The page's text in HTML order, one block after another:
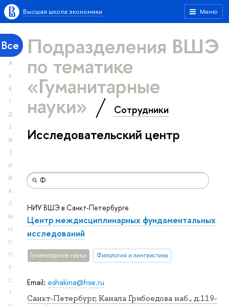
Меню
Высшая школа экономики
Все
А
Б
В
Г
Д
Е
Ж
З
И
Й
К
Л
М
Н
О
П
Р
С
Т
Подразделения ВШЭ
по тематике
«Гуманитарные
науки» Сотрудники
Исследовательский центр
Email: eshakina@hse.ru
Санкт-Петербург, Канала Грибоедова наб., д.119-
НИУ ВШЭ в Санкт-Петербурге
Центр междисциплинарных фундаментальных
исследований
Гуманитарные науки Филология и лингвистика